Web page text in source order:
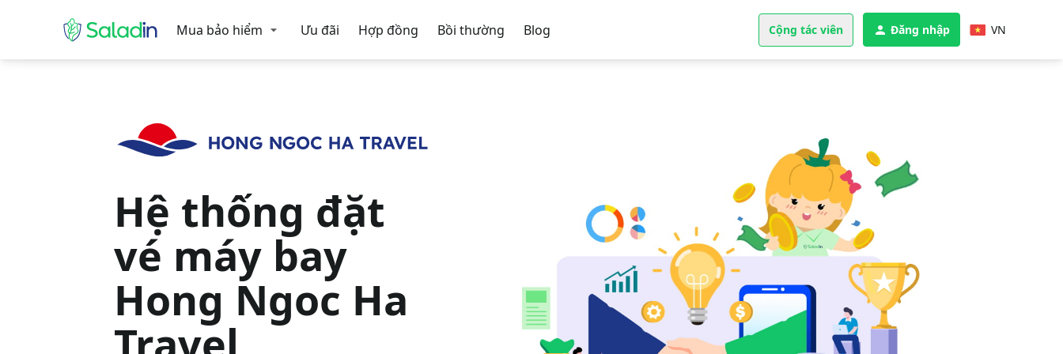
Mua bảo hiểm Ưu đãi Hợp đồng Bồi thường Blog Cộng tác viên Đăng nhập VN
Hệ thống đặt
vé máy bay
Hong Ngoc Ha